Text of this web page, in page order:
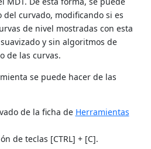
curvado, modificando si es
de nivel mostradas con esta
y sin algoritmos de
de las curvas.
se puede hacer de las
de la ficha de Herramientas
de teclas [CTRL] + [C].